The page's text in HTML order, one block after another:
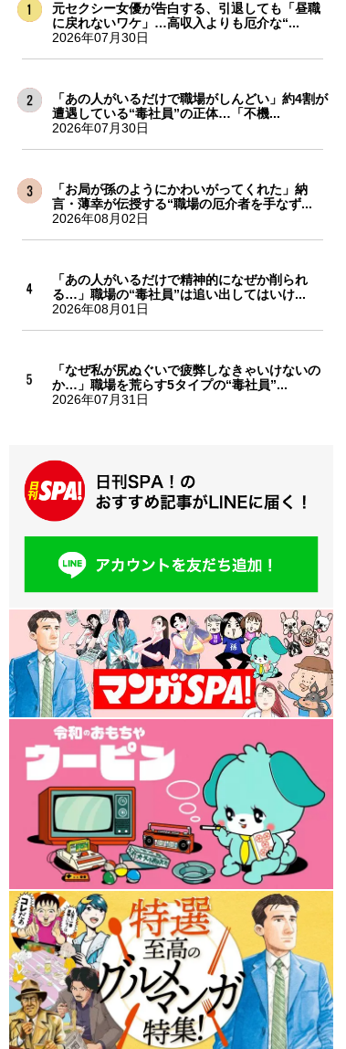
元セクシー女優が告白する、引退しても「昼職
に戻れないワケ」…高収入よりも厄介な“...
2026年07月30日
「あの人がいるだけで職場がしんどい」約4割が
遭遇している“毒社員”の正体…「不機...
2026年07月30日
「お局が孫のようにかわいがってくれた」納
言・薄幸が伝授する“職場の厄介者を手なず...
2026年08月02日
「あの人がいるだけで精神的になぜか削られ
る…」職場の“毒社員”は追い出してはいけ...
2026年08月01日
「なぜ私が尻ぬぐいで疲弊しなきゃいけないの
か…」職場を荒らす5タイプの“毒社員”...
2026年07月31日